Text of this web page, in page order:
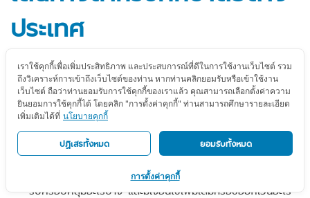
ประเทศ
ไม่ควรซื้อแผนที่ถูกที่สุด ถึงแม้ว่ามันจะช่วยประหยัดค่าใช้จ่าย
ตอนซื้อ แต่แผนประกันภัยการเดินทางสำหรับศึกษาต่อต่าง
ประเทศที่ราคาถูกอาจไม่ได้ให้ความคุ้มครองครบในสิ่งที่คุณ
ต้องการในยามฉุกเฉิน
เลือกแผนประกันที่ให้ความคุ้มครองค่ารักษาพยาบาลในระดับที่
เหมาะสม เหมาะกับค่าใช้จ่ายในประเทศที่กำลังจะไปศึกษา
อ่านเงื่อนไขกรมธรรม์อย่างละเอียด ดูว่าสิทธิประโยชน์ที่คุณจะได้
เราใช้คุกกี้เพื่อเพิ่มประสิทธิภาพ และประสบการณ์ที่ดีในการใช้งานเว็บไซต์ รวม
ถึงวิเคราะห์การเข้าถึงเว็บไซต์ของท่าน หากท่านคลิกยอมรับหรือเข้าใช้งาน
เว็บไซต์ ถือว่าท่านยอมรับการใช้คุกกี้ของเราแล้ว คุณสามารถเลือกตั้งค่าความ
ยินยอมการใช้คุกกี้ได้ โดยคลิก "การตั้งค่าคุกกี้" ท่านสามารถศึกษารายละเอียด
เพิ่มเติมได้ที่ นโยบายคุกกี้
ปฏิเสธทั้งหมด ยอมรับทั้งหมด
การตั้งค่าคุกกี้